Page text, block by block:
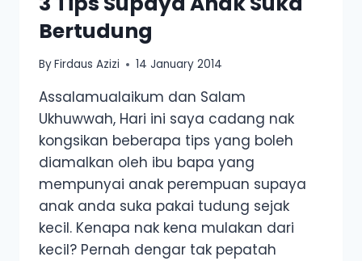
Bertudung
ByFirdaus Azizi 14 January 2014
Assalamualaikum dan Salam
Ukhuwwah, Hari ini saya cadang nak
kongsikan beberapa tips yang boleh
diamalkan oleh ibu bapa yang
mempunyai anak perempuan supaya
anak anda suka pakai tudung sejak
kecil. Kenapa nak kena mulakan dari
kecil? Pernah dengar tak pepatah